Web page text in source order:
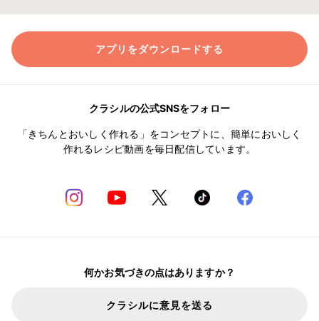
アプリをダウンロードする
クラシルの公式SNSをフォロー
「きちんとおいしく作れる」をコンセプトに、簡単においしく
作れるレシピ動画を毎日配信しています。
何かお気づきの点はありますか？
クラシルに意見を送る